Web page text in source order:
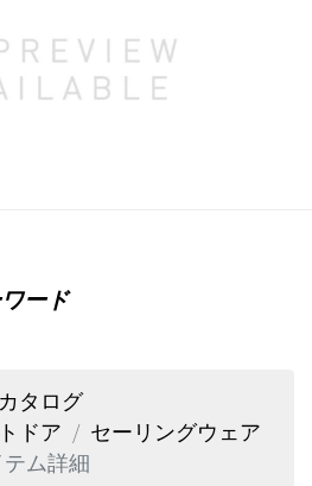
ード
カタログ
ドア
セーリングウェア
ム詳細